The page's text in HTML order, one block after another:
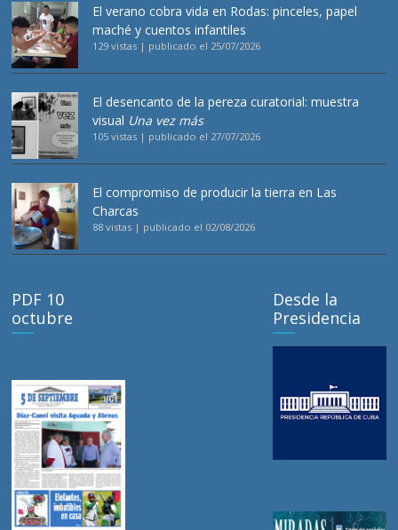
El verano cobra vida en Rodas: pinceles, papel
maché y cuentos infantiles
129 vistas | publicado el 25/07/2026
El desencanto de la pereza curatorial: muestra
visual Una vez más
105 vistas | publicado el 27/07/2026
El compromiso de producir la tierra en Las
Charcas
88 vistas | publicado el 02/08/2026
PDF 10
octubre
Desde la
Presidencia